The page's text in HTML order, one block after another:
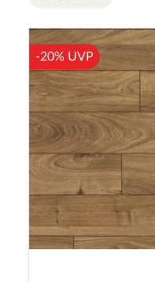
-20% UVP